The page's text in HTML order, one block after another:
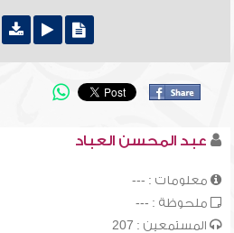
عبد المحسن العباد
معلومات : ---
ملحوظة : ---
المستمعين : 207